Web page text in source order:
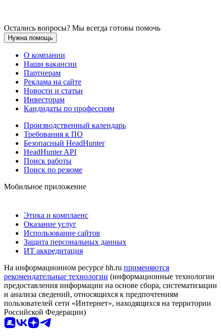
Остались вопросы? Мы всегда готовы помочь
Нужна помощь
О компании
Наши вакансии
Партнерам
Реклама на сайте
Новости и статьи
Инвесторам
Кандидаты по профессиям
Производственный календарь
Требования к ПО
Безопасный HeadHunter
HeadHunter API
Поиск работы
Поиск по резюме
Мобильное приложение
Этика и комплаенс
Оказание услуг
Использование сайтов
Защита персональных данных
ИТ аккредитация
На информационном ресурсе hh.ru применяются
рекомендательные технологии (информационные технологии
предоставления информации на основе сбора, систематизации
и анализа сведений, относящихся к предпочтениям
пользователей сети «Интернет», находящихся на территории
Российской Федерации)